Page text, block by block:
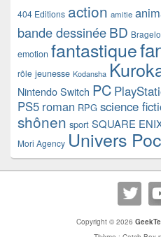
404 Editions action amitie
bande dessinéeBD
emotion fantastique
rôle jeunesse Kodansha
Nintendo Switch PC
PS5 roman RPG science
shônen sport SQUARE
Mori Agency Univers
Copyright © 2026